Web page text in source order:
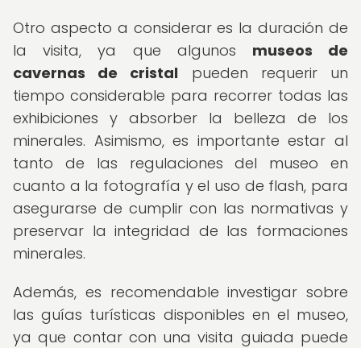
Otro aspecto a considerar es la duración de
la visita, ya que algunos museos de
cavernas de cristal pueden requerir un
tiempo considerable para recorrer todas las
exhibiciones y absorber la belleza de los
minerales. Asimismo, es importante estar al
tanto de las regulaciones del museo en
cuanto a la fotografía y el uso de flash, para
asegurarse de cumplir con las normativas y
preservar la integridad de las formaciones
minerales.
Además, es recomendable investigar sobre
las guías turísticas disponibles en el museo,
ya que contar con una visita guiada puede